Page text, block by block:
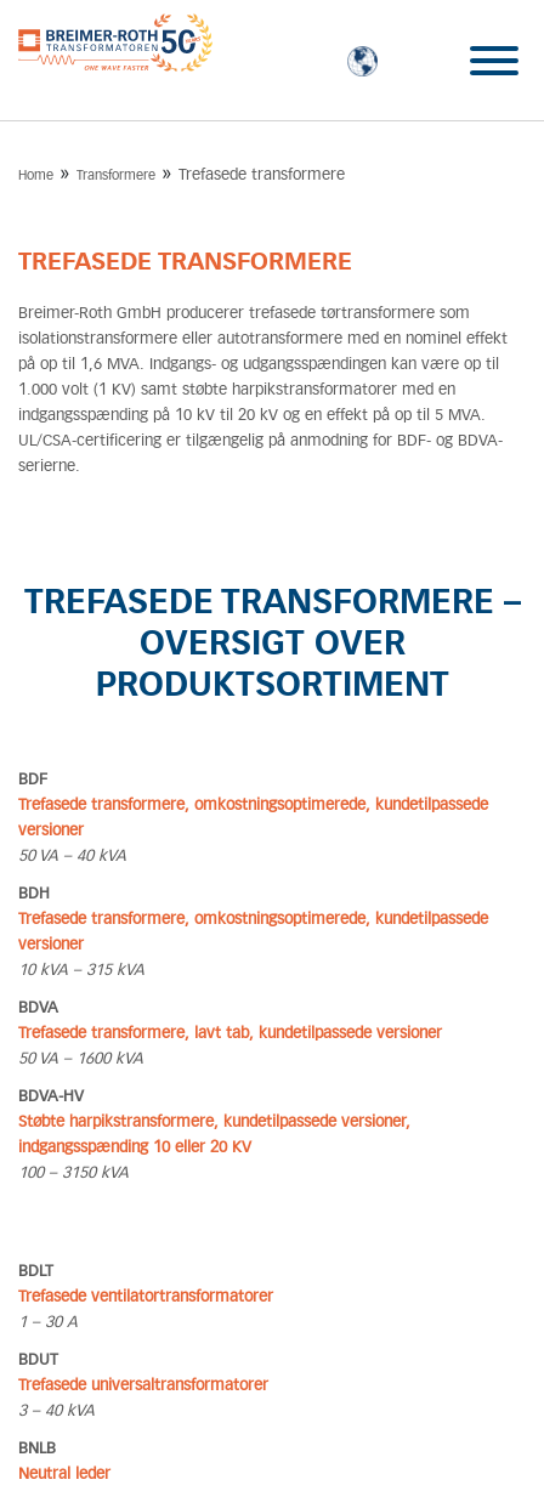
Home » Transformere » Trefasede transformere
TREFASEDE TRANSFORMERE
Breimer-Roth GmbH producerer trefasede tørtransformere som
isolationstransformere eller autotransformere med en nominel effekt
på op til 1,6 MVA. Indgangs- og udgangsspændingen kan være op til
1.000 volt (1 KV) samt støbte harpikstransformatorer med en
indgangsspænding på 10 kV til 20 kV og en effekt på op til 5 MVA.
UL/CSA-certificering er tilgængelig på anmodning for BDF- og BDVA-
serierne.
TREFASEDE TRANSFORMERE –
OVERSIGT OVER
PRODUKTSORTIMENT
BDF
Trefasede transformere, omkostningsoptimerede, kundetilpassede
versioner
50 VA – 40 kVA
BDH
Trefasede transformere, omkostningsoptimerede, kundetilpassede
versioner
10 kVA – 315 kVA
BDVA
Trefasede transformere, lavt tab, kundetilpassede versioner
50 VA – 1600 kVA
BDVA-HV
Støbte harpikstransformere, kundetilpassede versioner,
indgangsspænding 10 eller 20 KV
100 – 3150 kVA
BDLT
Trefasede ventilatortransformatorer
1 – 30 A
BDUT
Trefasede universaltransformatorer
3 – 40 kVA
BNLB
Neutral leder